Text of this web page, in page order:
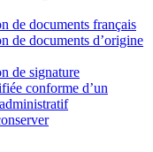
de documents français
de documents d’origine
de signature
conforme d’un